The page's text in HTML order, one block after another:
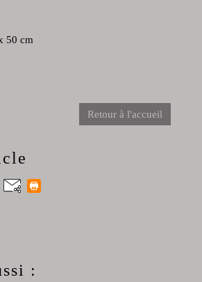
50 cm
Retour à l'accueil
: